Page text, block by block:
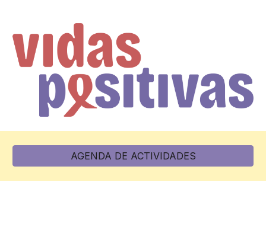
AGENDA DE ACTIVIDADES